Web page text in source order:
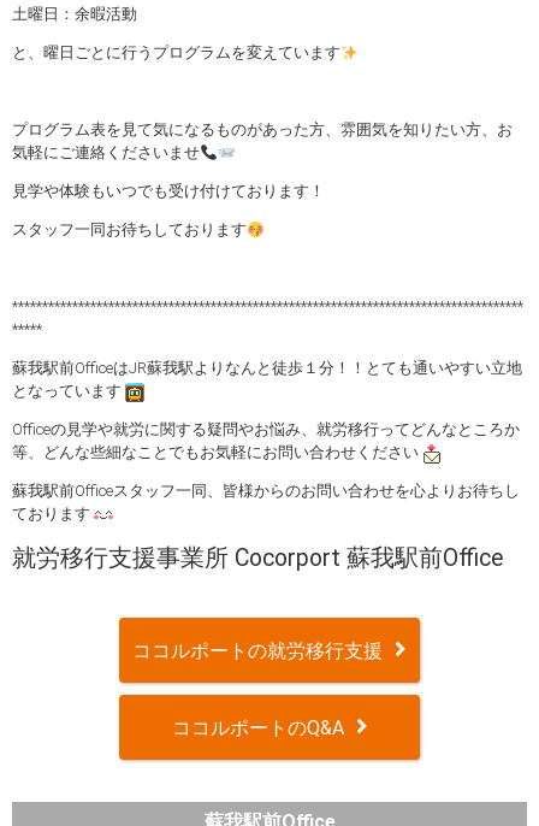
土曜日：余暇活動
と、曜日ごとに行うプログラムを変えています
プログラム表を見て気になるものがあった方、雰囲気を知りたい方、お
気軽にご連絡くださいませ
見学や体験もいつでも受け付けております！
スタッフ一同お待ちしております
*************************************************************************************
*****
蘇我駅前OfficeはJR蘇我駅よりなんと徒歩１分！！とても通いやすい立地
となっています
Officeの見学や就労に関する疑問やお悩み、就労移行ってどんなところか
等、どんな些細なことでもお気軽にお問い合わせください
蘇我駅前Officeスタッフ一同、皆様からのお問い合わせを心よりお待ちし
ております
就労移行支援事業所 Cocorport 蘇我駅前Office
ココルポートの就労移行支援
ココルポートのQ&A